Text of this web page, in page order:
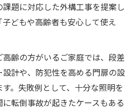
題に対応した外構工事を提案し
どもや高齢者も安心して使え
齢の方がいるご家庭では、段差
計や、防犯性を高める門扉の設
。失敗例として、十分な照明を
転倒事故が起きたケースもある